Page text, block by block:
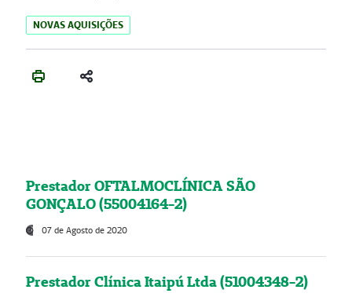
NOVAS AQUISIÇÕES
Prestador OFTALMOCLÍNICA SÃO
GONÇALO (55004164-2)
07 de Agosto de 2020
Prestador Clínica Itaipú Ltda (51004348-2)